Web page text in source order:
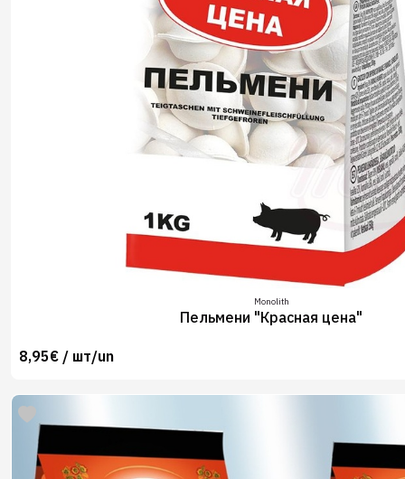
Monolith
Пельмени "Красная цена"
8,95€ / шт/un